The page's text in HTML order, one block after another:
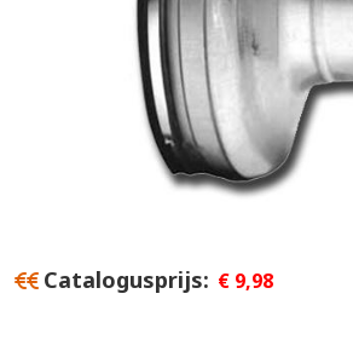
Catalogusprijs € 9,98